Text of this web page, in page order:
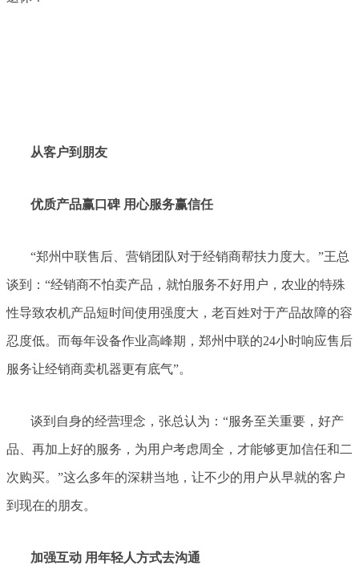
从客户到朋友
优质产品赢口碑 用心服务赢信任
“郑州中联售后、营销团队对于经销商帮扶力度大。”王总
谈到：“经销商不怕卖产品，就怕服务不好用户，农业的特殊
性导致农机产品短时间使用强度大，老百姓对于产品故障的容
忍度低。而每年设备作业高峰期，郑州中联的24小时响应售后
服务让经销商卖机器更有底气”。
谈到自身的经营理念，张总认为：“服务至关重要，好产
品、再加上好的服务，为用户考虑周全，才能够更加信任和二
次购买。”这么多年的深耕当地，让不少的用户从早就的客户
到现在的朋友。
加强互动 用年轻人方式去沟通